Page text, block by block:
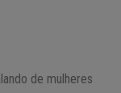
de mulheres